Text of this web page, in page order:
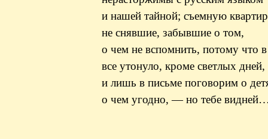
и нашей тайной; съемную
не снявшие, забывшие о том,
о чем не вспомнить, потому что
все утонуло, кроме светлых дней,
и лишь в письме поговорим о
о чем угодно, — но тебе